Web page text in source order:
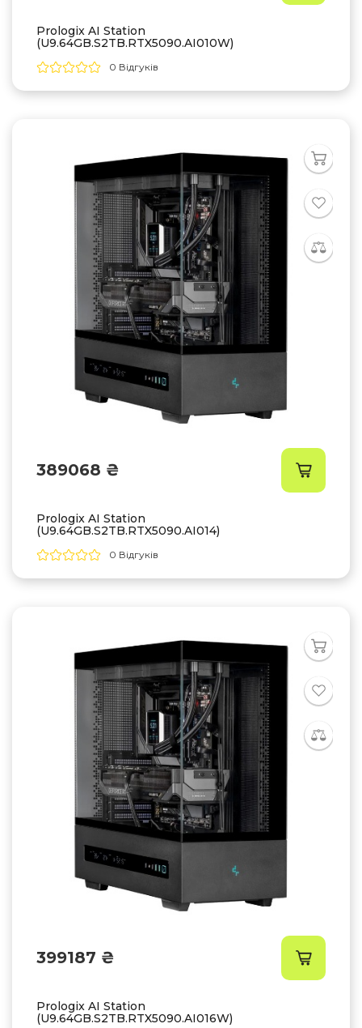
Prologix AI Station
(U9.64GB.S2TB.RTX5090.AI010W)
0 Відгуків
389068 ₴
Prologix AI Station
(U9.64GB.S2TB.RTX5090.AI014)
0 Відгуків
399187 ₴
Prologix AI Station
(U9.64GB.S2TB.RTX5090.AI016W)